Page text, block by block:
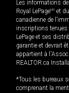
Les informations
Royal LePageMD et
canadienne de
inscriptions tenues
LePage et ses
garantie et devrait
appartient à
REALTOR.ca
*Tous les bureaux
comprenant la